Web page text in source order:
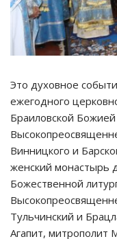
Это духовное
ежегодного
Браиловской
Винницкого и
женский монастырь
Божественной
Тульчинский и
Агапит, митрополит